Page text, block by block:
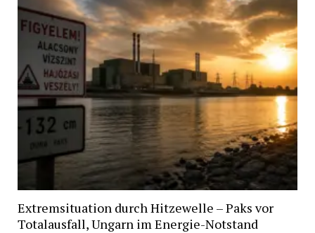
Extremsituation durch Hitzewelle – Paks vor
Totalausfall, Ungarn im Energie-Notstand